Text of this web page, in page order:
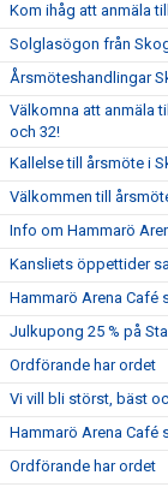
Kom ihåg att anmäla
Solglasögon från
Årsmöteshandlingar
Välkomna att anmäla
och 32!
Kallelse till årsmöte i
Välkommen till
Info om Hammarö
Kansliets öppettider
Hammarö Arena Café
Julkupong 25 % på
Ordförande har ordet
Vi vill bli störst, bäst
Hammarö Arena Café
Ordförande har ordet